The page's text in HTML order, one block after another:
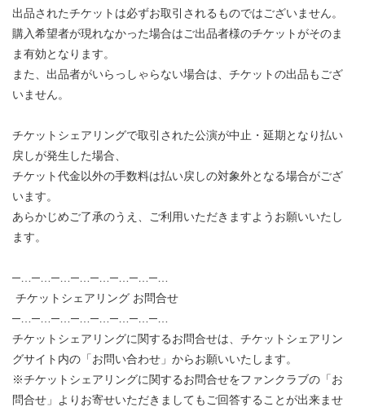
出品されたチケットは必ずお取引されるものではございません。
購入希望者が現れなかった場合はご出品者様のチケットがそのま
ま有効となります。
また、出品者がいらっしゃらない場合は、チケットの出品もござ
いません。
チケットシェアリングで取引された公演が中止・延期となり払い
戻しが発生した場合、
チケット代金以外の手数料は払い戻しの対象外となる場合がござ
います。
あらかじめご了承のうえ、ご利用いただきますようお願いいたし
ます。
─…─…─…─…─…─…─…─…
チケットシェアリング お問合せ
─…─…─…─…─…─…─…─…
チケットシェアリングに関するお問合せは、チケットシェアリン
グサイト内の「お問い合わせ」からお願いいたします。
※チケットシェアリングに関するお問合せをファンクラブの「お
問合せ」よりお寄せいただきましてもご回答することが出来ませ